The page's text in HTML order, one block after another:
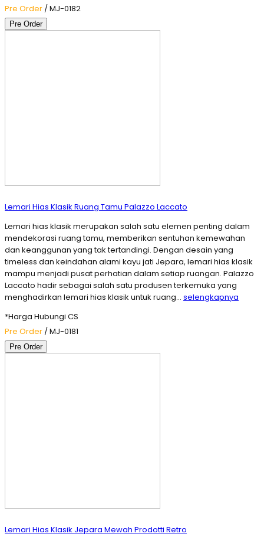
Pre Order / MJ-0182
Pre Order
Lemari Hias Klasik Ruang Tamu Palazzo Laccato
Lemari hias klasik merupakan salah satu elemen penting dalam
mendekorasi ruang tamu, memberikan sentuhan kemewahan
dan keanggunan yang tak tertandingi. Dengan desain yang
timeless dan keindahan alami kayu jati Jepara, lemari hias klasik
mampu menjadi pusat perhatian dalam setiap ruangan. Palazzo
Laccato hadir sebagai salah satu produsen terkemuka yang
menghadirkan lemari hias klasik untuk ruang… selengkapnya
*Harga Hubungi CS
Pre Order / MJ-0181
Pre Order
Lemari Hias Klasik Jepara Mewah Prodotti Retro